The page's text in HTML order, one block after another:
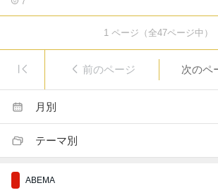
1ページ（全47ページ中）
前のページ 次のペ
月別
テーマ別
ABEMA